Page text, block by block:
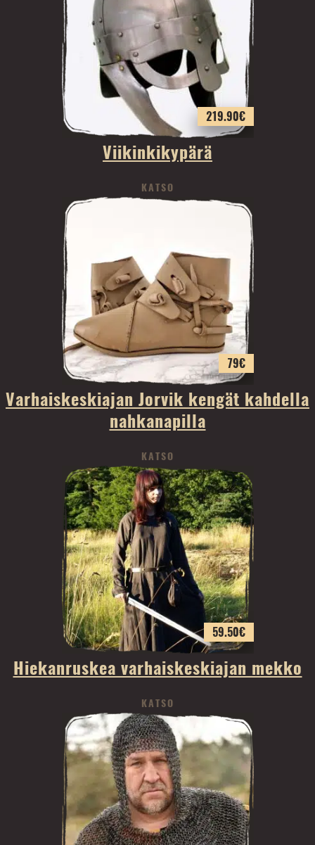
219.90€
Viikinkikypärä
KATSO
79€
Varhaiskeskiajan Jorvik kengät kahdella
nahkanapilla
KATSO
59.50€
Hiekanruskea varhaiskeskiajan mekko
KATSO